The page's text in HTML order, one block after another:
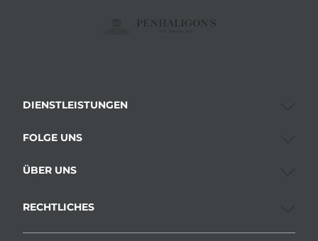
DIENSTLEISTUNGEN
FOLGE UNS
ÜBER UNS
RECHTLICHES